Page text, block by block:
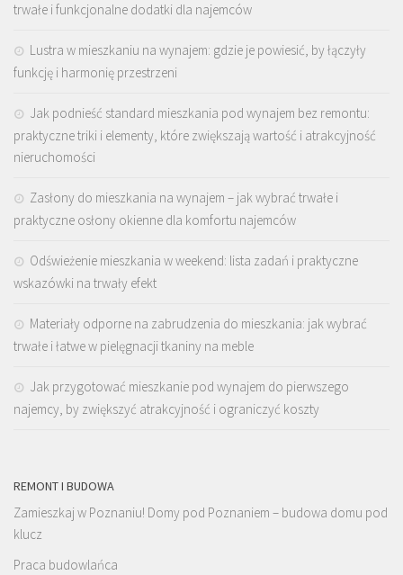
trwałe i funkcjonalne dodatki dla najemców
Lustra w mieszkaniu na wynajem: gdzie je powiesić, by łączyły
funkcję i harmonię przestrzeni
Jak podnieść standard mieszkania pod wynajem bez remontu:
praktyczne triki i elementy, które zwiększają wartość i atrakcyjność
nieruchomości
Zasłony do mieszkania na wynajem – jak wybrać trwałe i
praktyczne osłony okienne dla komfortu najemców
Odświeżenie mieszkania w weekend: lista zadań i praktyczne
wskazówki na trwały efekt
Materiały odporne na zabrudzenia do mieszkania: jak wybrać
trwałe i łatwe w pielęgnacji tkaniny na meble
Jak przygotować mieszkanie pod wynajem do pierwszego
najemcy, by zwiększyć atrakcyjność i ograniczyć koszty
REMONT I BUDOWA
Zamieszkaj w Poznaniu! Domy pod Poznaniem – budowa domu pod
klucz
Praca budowlańca